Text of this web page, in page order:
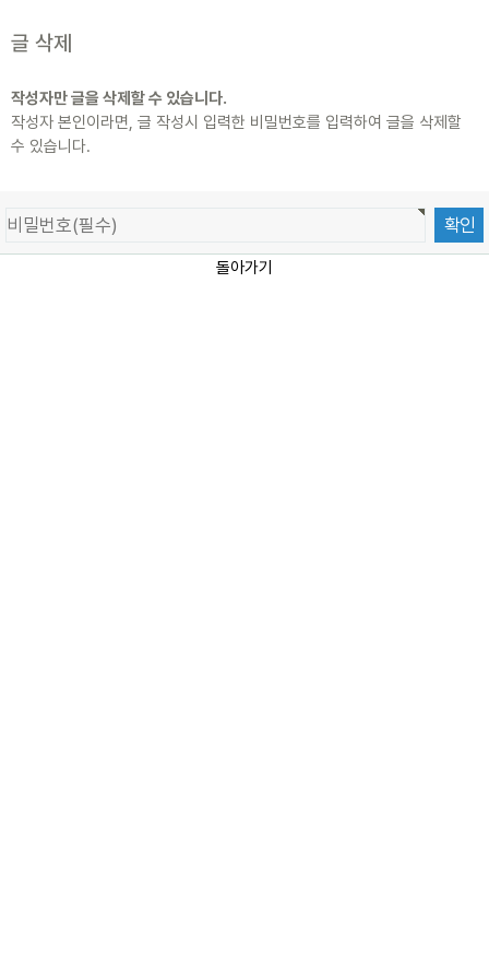
글 삭제
작성자만 글을 삭제할 수 있습니다.
작성자 본인이라면, 글 작성시 입력한 비밀번호를 입력하여 글을 삭제할
수 있습니다.
돌아가기